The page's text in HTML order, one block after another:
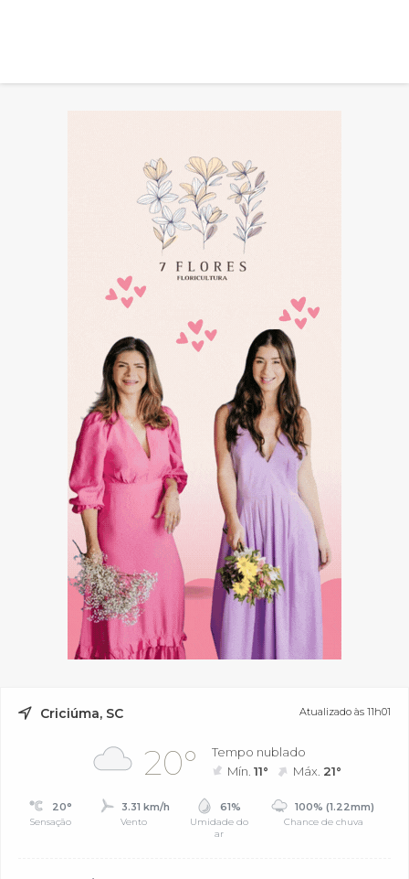
Criciúma, SC Atualizado às 11h01
20°
Tempo nublado
Mín.11° Máx. 21°
20°
Sensação
3.31 km/h
Vento
61%
Umidade do
ar
100% (1.22mm)
Chance de chuva